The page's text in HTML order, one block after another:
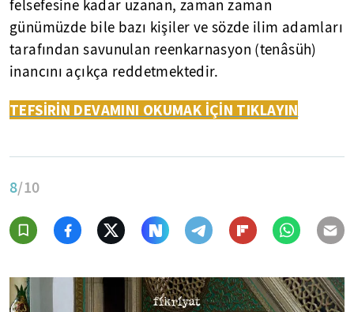
felsefesine kadar uzanan, zaman zaman
günümüzde bile bazı kişiler ve sözde ilim adamları
tarafından savunulan reenkarnasyon (tenâsüh)
inancını açıkça reddetmektedir.
TEFSİRİN DEVAMINI OKUMAK İÇİN TIKLAYIN
8/10